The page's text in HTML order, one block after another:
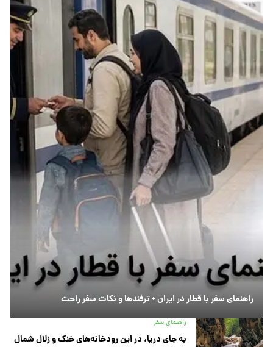
راهنمای سفر با قطار در ایران + ترفندها و نکات سفر راحت
راهنمای سفر
به جای دریا، در این رودخانه‌های خنک و زلال شمال